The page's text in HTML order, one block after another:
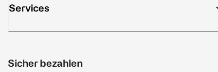
Services
Sicher bezahlen